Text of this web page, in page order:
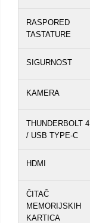
RASPORED
TASTATURE
SIGURNOST
KAMERA
THUNDERBOLT 4
/ USB TYPE-C
HDMI
ČITAČ
MEMORIJSKIH
KARTICA